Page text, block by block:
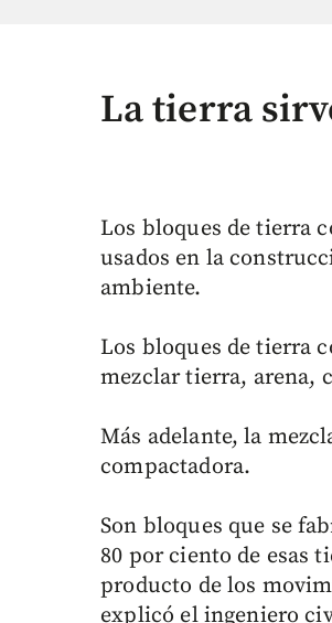
La tierra
Los bloques de tierra
usados en la
ambiente.
Los bloques de tierra
mezclar tierra, arena,
Más adelante, la
compactadora.
Son bloques que se
80 por ciento de esas
producto de los
explicó el ingeniero